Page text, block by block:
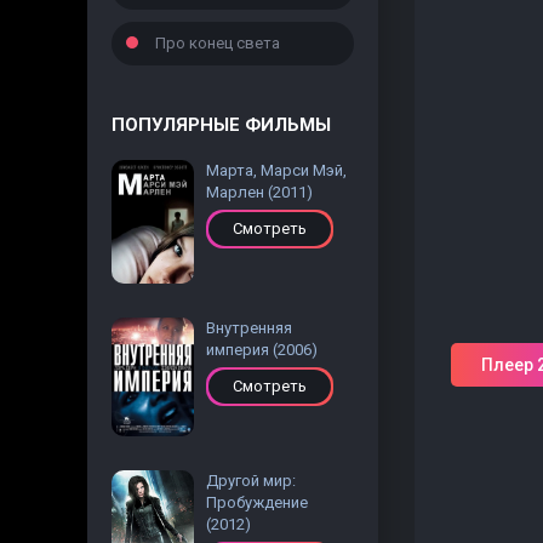
Про конец света
ПОПУЛЯРНЫЕ ФИЛЬМЫ
Марта, Марси Мэй,
Марлен (2011)
Смотреть
Внутренняя
империя (2006)
Смотреть
Другой мир:
Пробуждение
(2012)
Плеер